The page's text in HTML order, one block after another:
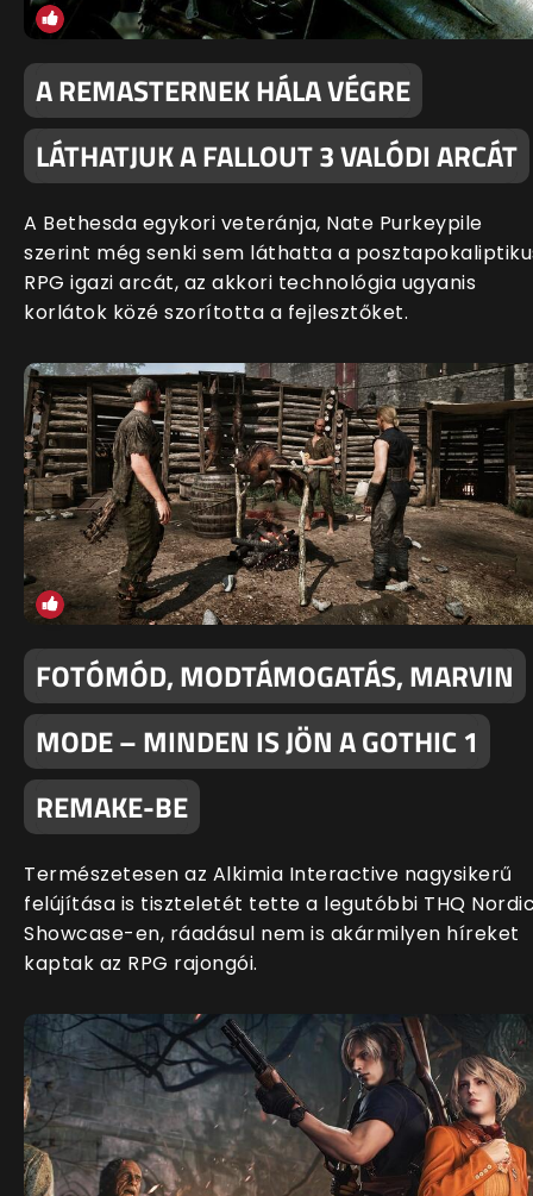
A REMASTERNEK HÁLA VÉGRE
LÁTHATJUK A FALLOUT 3 VALÓDI ARCÁT
A Bethesda egykori veteránja, Nate Purkeypile
szerint még senki sem láthatta a
RPG igazi arcát, az akkori technológia ugyanis
korlátok közé szorította a fejlesztőket.
FOTÓMÓD, MODTÁMOGATÁS, MARVIN
MODE – MINDEN IS JÖN A GOTHIC 1
REMAKE-BE
Természetesen az Alkimia Interactive nagysikerű
felújítása is tiszteletét tette a legutóbbi THQ
Showcase-en, ráadásul nem is akármilyen híreket
kaptak az RPG rajongói.